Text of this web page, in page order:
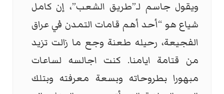
ويقول جاسم لـ”طريق الشعب”، إن كامل
شياع هو “أحد أهم قامات التمدن في عراق
الفجيعة، رحيله طعنة وجع ما زالت تزيد
من قتامة ايامنا. كنت اجالسه لساعات
مبهورا بطروحاته وبسعة معرفته وبتلك